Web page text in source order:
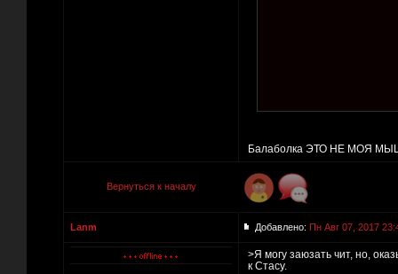
Балаболка ЭТО НЕ МОЯ
Вернуться к началу
Lanm Добавлено: Пн Авг 07, 2017
>Я могу заюзать чит, но,
к Стасу.